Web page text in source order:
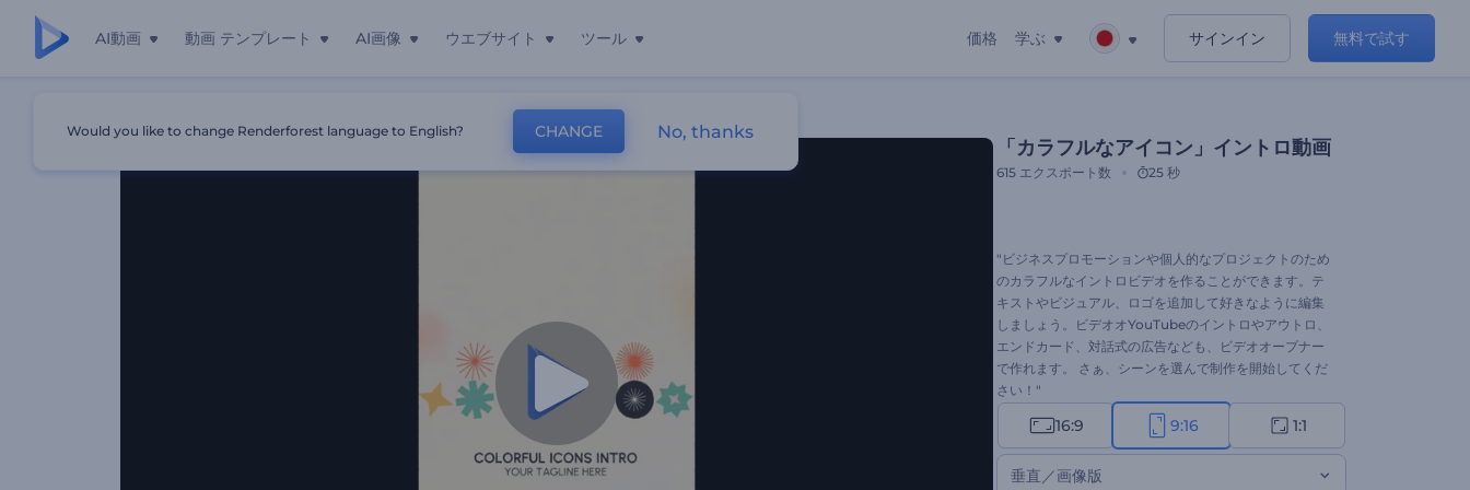
AI動画 動画 テンプレート AI画像 ウエブサイト ツール 価格 学ぶ サインイン 無料で試す
「カラフルなアイコン」イントロ動画
615 エクスポート数 25 秒
"ビジネスプロモーションや個人的なプロジェクトのため
のカラフルなイントロビデオを作ることができます。テ
キストやビジュアル、ロゴを追加して好きなように編集
しましょう。ビデオオYouTubeのイントロやアウトロ、
エンドカード、対話式の広告なども、ビデオオープナー
で作れます。 さぁ、シーンを選んで制作を開始してくだ
さい！"
16:9 9:16 1:1
垂直／画像版
Would you like to change Renderforest language to English? CHANGE No, thanks